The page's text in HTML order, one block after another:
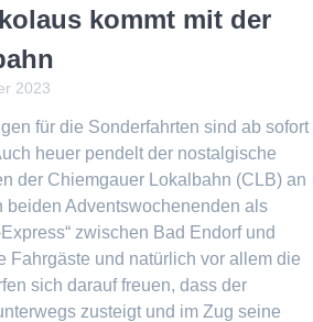
kommt mit der
2023
für die Sonderfahrten sind ab sofort
heuer pendelt der nostalgische
der Chiemgauer Lokalbahn (CLB) an
beiden Adventswochenenden als
zwischen Bad Endorf und
Fahrgäste und natürlich vor allem die
sich darauf freuen, dass der
zusteigt und im Zug seine